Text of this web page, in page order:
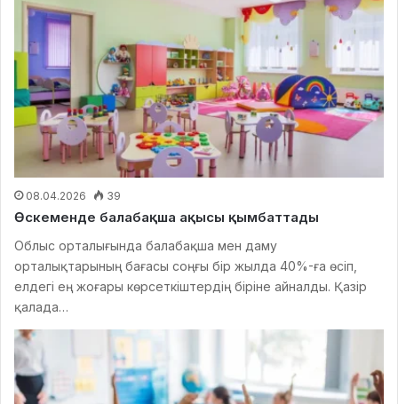
08.04.2026 39
Өскеменде балабақша ақысы қымбаттады
Облыс орталығында балабақша мен даму
орталықтарының бағасы соңғы бір жылда 40%-ға өсіп,
елдегі ең жоғары көрсеткіштердің біріне айналды. Қазір
қалада…